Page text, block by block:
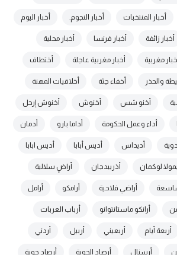
أخبار المنتخبات أخبار النجوم. أخبار اليوم
أخبار زائفة أخبار فرنسا أخبار محلية
أخبار مغربية أخبار مغربية عاجلة أختطاف
والحذر أخفاء جثة أخلاقيات المهنة
أخنو شس أخنوش أخنوش إرحل
أداء وعمل الحكومة أداما بارو أدمان
أدوية أديداس أديس أبابا أديس ابابا
لوكمان أذريبدجان أراضٍ سلالية
أراضي فلاحية أرامكو أرامل
أرانكو ماستانتوانو أرباب العربات
أربعة أيام أربعيني أربيل أردني
أرسنال أرصاد الجوية أرصاد جوية